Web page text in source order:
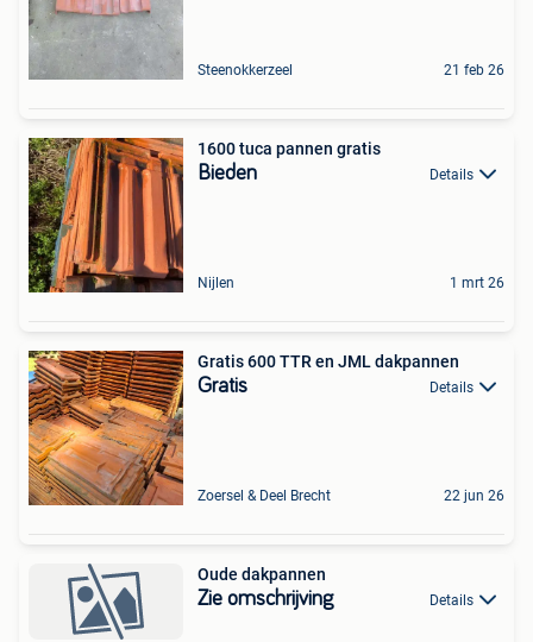
Steenokkerzeel 21 feb 26
1600 tuca pannen gratis
Bieden Details
Nijlen 1 mrt 26
Gratis 600 TTR en JML dakpannen
Gratis Details
Zoersel & Deel Brecht 22 jun 26
Oude dakpannen
Zie omschrijving Details